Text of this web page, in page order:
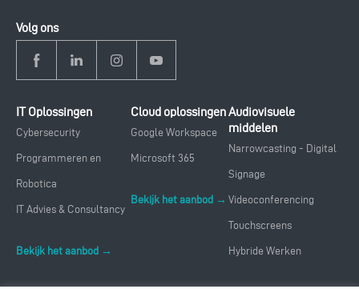
Volg ons
IT Oplossingen
Cybersecurity
Programmeren en
Robotica
IT Advies & Consultancy
Bekijk het aanbod →
Cloud oplossingen
Google Workspace
Microsoft 365
Bekijk het aanbod →
Audiovisuele
middelen
Narrowcasting - Digital
Signage
Videoconferencing
Touchscreens
Hybride Werken